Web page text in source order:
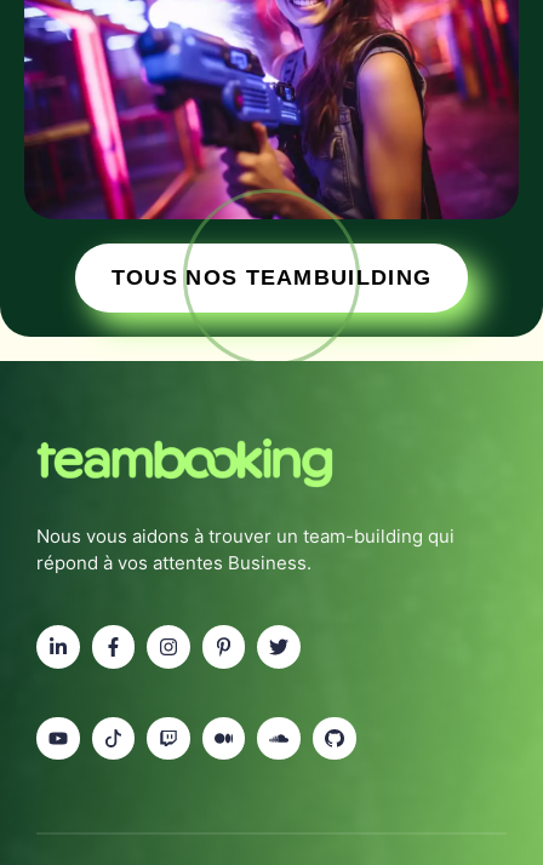
TOUS NOS TEAMBUILDING
Nous vous aidons à trouver un team-building qui
répond à vos attentes Business.